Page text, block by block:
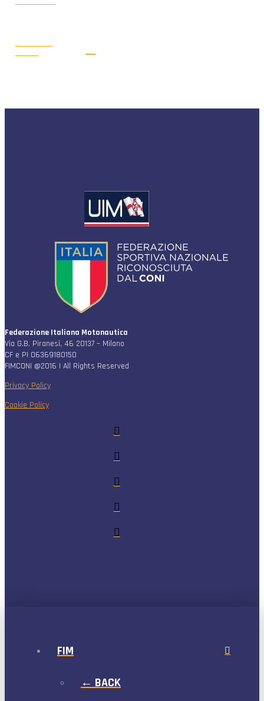
Federazione Italiana Motonautica
Via G.B. Piranesi, 46 20137 – Milano
CF e PI 06369180150
FIMCONI @2016 | All Rights Reserved
Privacy Policy
Cookie Policy
FIM
← BACK